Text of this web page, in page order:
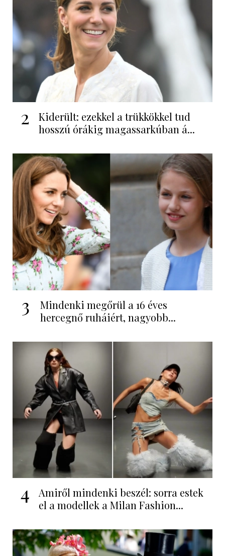
2
Kiderült: ezekkel a trükkökkel tud
hosszú órákig magassarkúban á...
3
Mindenki megőrül a 16 éves
hercegnő ruháiért, nagyobb...
4
Amiről mindenki beszél: sorra estek
el a modellek a Milan Fashion...